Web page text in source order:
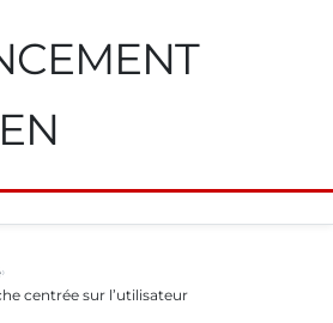
centrée sur l’utilisateur